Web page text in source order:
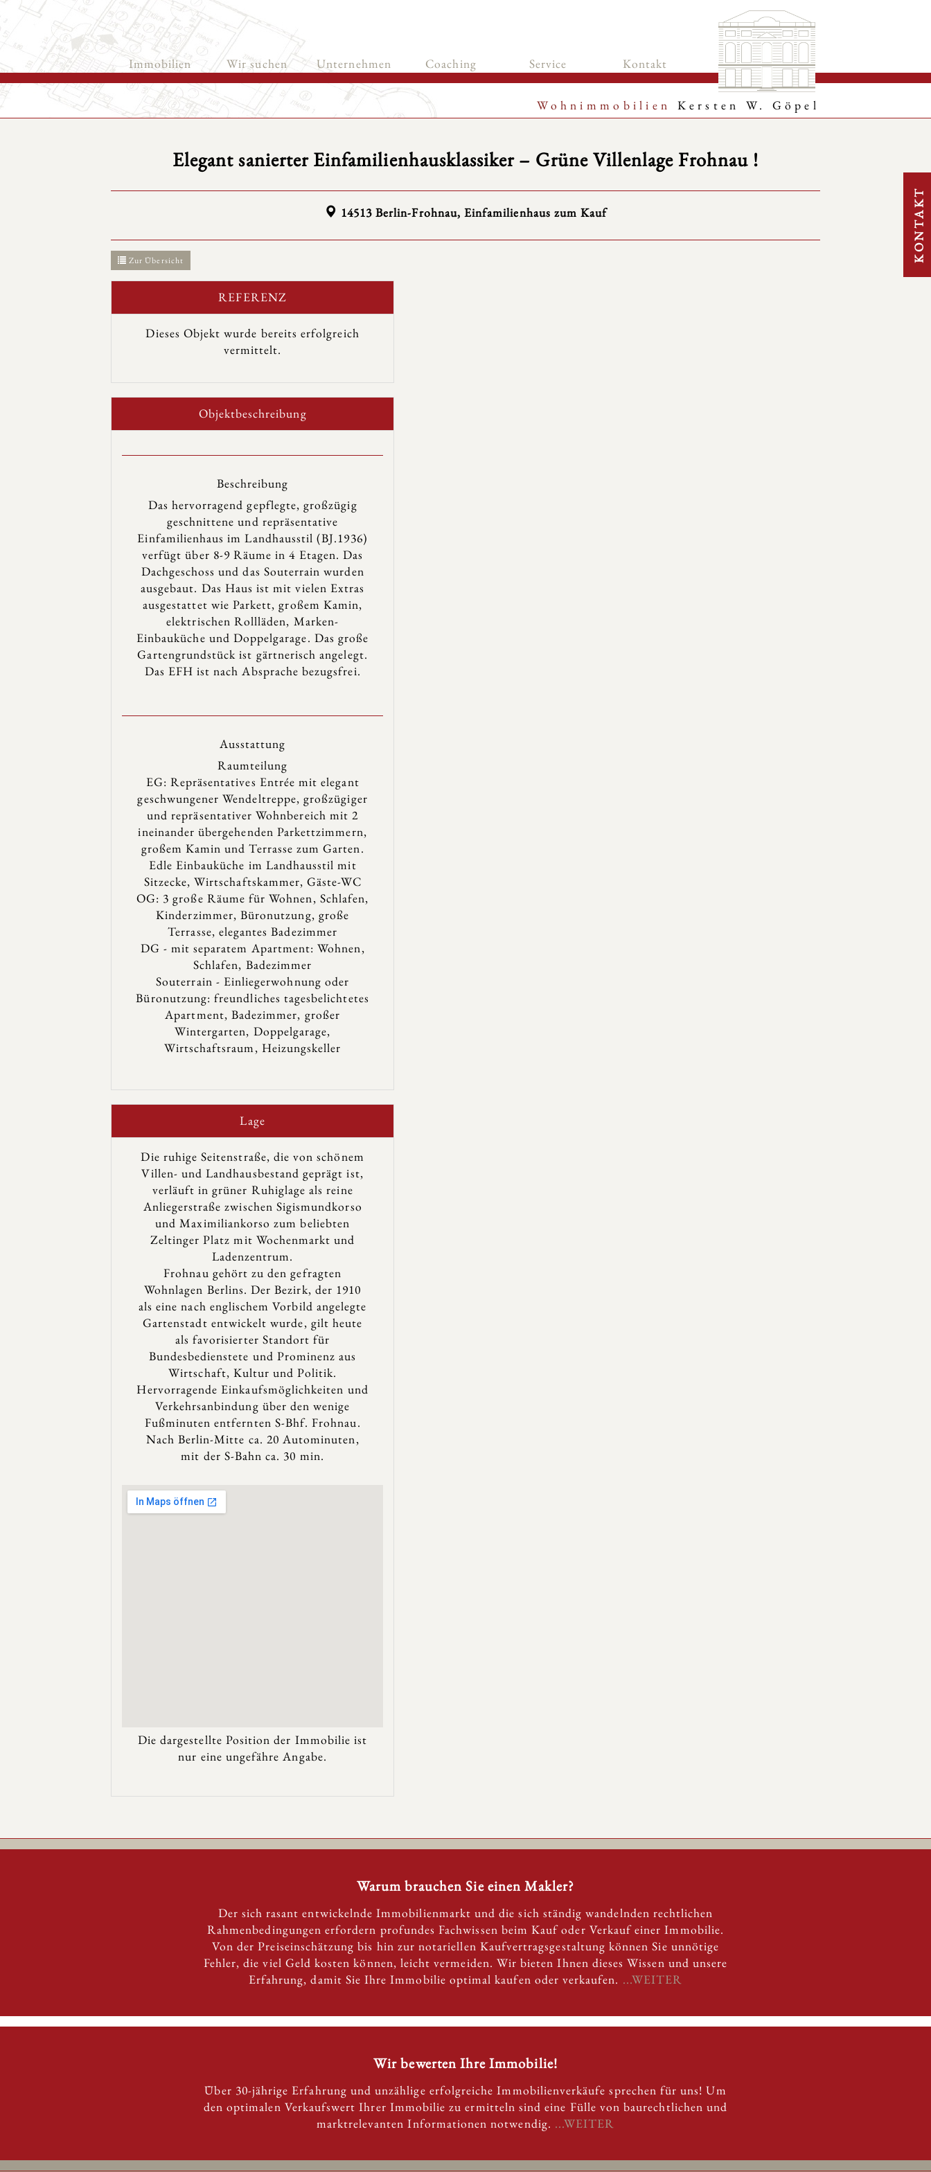
Immobilien Wir suchen Unternehmen Coaching Service Kontakt
Wohnimmobilien Kersten W. Göpel
KONTAKT
Elegant sanierter Einfamilienhausklassiker – Grüne Villenlage Frohnau !
14513 Berlin-Frohnau, Einfamilienhaus zum Kauf
Zur Übersicht
REFERENZ
Dieses Objekt wurde bereits erfolgreich
vermittelt.
Objekt­beschreibung
Beschreibung
Das hervorragend gepflegte, großzügig
geschnittene und repräsentative
Einfamilienhaus im Landhausstil (BJ.1936)
verfügt über 8-9 Räume in 4 Etagen. Das
Dachgeschoss und das Souterrain wurden
ausgebaut. Das Haus ist mit vielen Extras
ausgestattet wie Parkett, großem Kamin,
elektrischen Rollläden, Marken-
Einbauküche und Doppelgarage. Das große
Gartengrundstück ist gärtnerisch angelegt.
Das EFH ist nach Absprache bezugsfrei.
Ausstattung
Raumteilung
EG: Repräsentatives Entrée mit elegant
geschwungener Wendeltreppe, großzügiger
und repräsentativer Wohnbereich mit 2
ineinander übergehenden Parkettzimmern,
großem Kamin und Terrasse zum Garten.
Edle Einbauküche im Landhausstil mit
Sitzecke, Wirtschaftskammer, Gäste-WC
OG: 3 große Räume für Wohnen, Schlafen,
Kinderzimmer, Büronutzung, große
Terrasse, elegantes Badezimmer
DG - mit separatem Apartment: Wohnen,
Schlafen, Badezimmer
Souterrain - Einliegerwohnung oder
Büronutzung: freundliches tagesbelichtetes
Apartment, Badezimmer, großer
Wintergarten, Doppelgarage,
Wirtschaftsraum, Heizungskeller
Lage
Die ruhige Seitenstraße, die von schönem
Villen- und Landhausbestand geprägt ist,
verläuft in grüner Ruhiglage als reine
Anliegerstraße zwischen Sigismundkorso
und Maximiliankorso zum beliebten
Zeltinger Platz mit Wochenmarkt und
Ladenzentrum.
Frohnau gehört zu den gefragten
Wohnlagen Berlins. Der Bezirk, der 1910
als eine nach englischem Vorbild angelegte
Gartenstadt entwickelt wurde, gilt heute
als favorisierter Standort für
Bundesbedienstete und Prominenz aus
Wirtschaft, Kultur und Politik.
Hervorragende Einkaufsmöglichkeiten und
Verkehrsanbindung über den wenige
Fußminuten entfernten S-Bhf. Frohnau.
Nach Berlin-Mitte ca. 20 Autominuten,
mit der S-Bahn ca. 30 min.
Die dargestellte Position der Immobilie ist
nur eine ungefähre Angabe.
Warum brauchen Sie einen Makler?
Der sich rasant entwickelnde Immobilienmarkt und die sich ständig wandelnden rechtlichen
Rahmenbedingungen erfordern profundes Fachwissen beim Kauf oder Verkauf einer Immobilie.
Von der Preiseinschätzung bis hin zur notariellen Kaufvertragsgestaltung können Sie unnötige
Fehler, die viel Geld kosten können, leicht vermeiden. Wir bieten Ihnen dieses Wissen und unsere
Erfahrung, damit Sie Ihre Immobilie optimal kaufen oder verkaufen. ...WEITER
Wir bewerten Ihre Immobilie!
Über 30-jährige Erfahrung und unzählige erfolgreiche Immobilienverkäufe sprechen für uns! Um
den optimalen Verkaufswert Ihrer Immobilie zu ermitteln sind eine Fülle von baurechtlichen und
marktrelevanten Informationen notwendig. ...WEITER